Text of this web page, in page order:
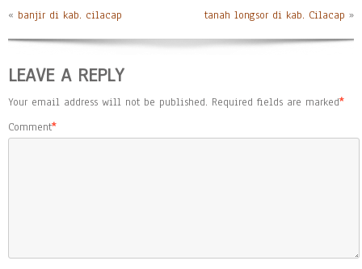
« banjir di kab. cilacap tanah longsor di kab. Cilacap »
LEAVE A REPLY
Your email address will not be published. Required fields are marked*
Comment*